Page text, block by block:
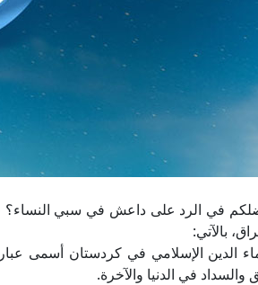
في الرد على داعش في سبي النساء؟
بالآتي:
الدين الإسلامي في كردستان أسمى
والسداد في الدنيا والآخرة.